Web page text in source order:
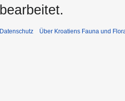
bearbeitet.
Datenschutz Über Kroatiens Fauna und